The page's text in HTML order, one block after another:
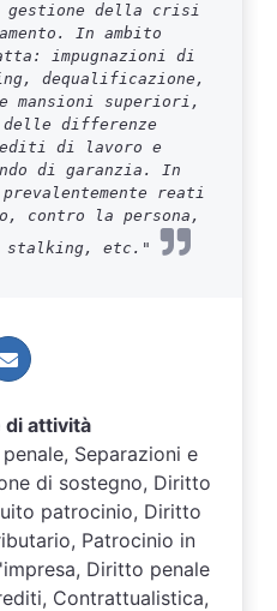
gestione della crisi
In ambito
impugnazioni di
dequalificazione,
mansioni superiori,
delle differenze
di lavoro e
di garanzia. In
reati
contro la persona,
stalking, etc."
di attività
Separazioni e
di sostegno, Diritto
patrocinio, Diritto
Patrocinio in
Diritto penale
Contrattualistica,